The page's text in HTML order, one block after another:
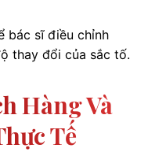
bác sĩ điều chỉnh
thay đổi của sắc tố.
Hàng Và
Tế